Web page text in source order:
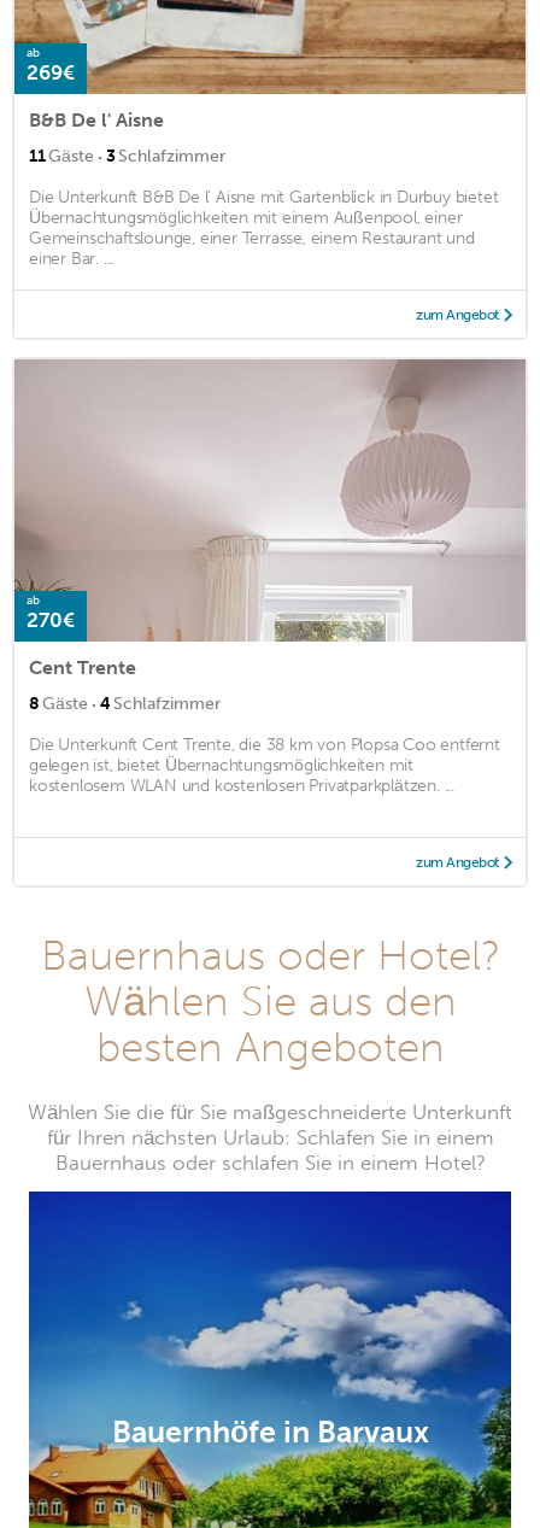
ab
269€
B&B De l' Aisne
11Gäste · 3Schlafzimmer
Die Unterkunft B&B De l' Aisne mit Gartenblick in Durbuy bietet
Übernachtungsmöglichkeiten mit einem Außenpool, einer
Gemeinschaftslounge, einer Terrasse, einem Restaurant und
einer Bar. ...
zum Angebot
ab
270€
Cent Trente
8Gäste · 4Schlafzimmer
Die Unterkunft Cent Trente, die 38 km von Plopsa Coo entfernt
gelegen ist, bietet Übernachtungsmöglichkeiten mit
kostenlosem WLAN und kostenlosen Privatparkplätzen. ...
zum Angebot
Bauernhaus oder Hotel?
Wählen Sie aus den
besten Angeboten
Wählen Sie die für Sie maßgeschneiderte Unterkunft
für Ihren nächsten Urlaub: Schlafen Sie in einem
Bauernhaus oder schlafen Sie in einem Hotel?
Bauernhöfe in Barvaux